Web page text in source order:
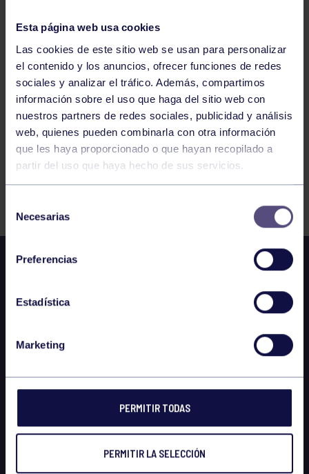
Esta página web usa cookies
Las cookies de este sitio web se usan para personalizar
el contenido y los anuncios, ofrecer funciones de redes
sociales y analizar el tráfico. Además, compartimos
información sobre el uso que haga del sitio web con
nuestros partners de redes sociales, publicidad y análisis
web, quienes pueden combinarla con otra información
que les haya proporcionado o que hayan recopilado a
partir del uso que haya hecho de sus servicios.
consentimiento
Necesarias
Preferencias
Estadística
Marketing
PERMITIR TODAS
PERMITIR LA SELECCIÓN
JUNIOR FEMENINO B: RGCC – PUMARÍN
193 194 195 196 197 198 199